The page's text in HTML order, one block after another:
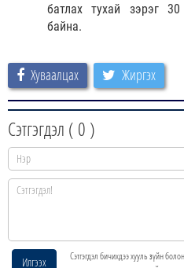
батлах тухай зэрэг
байна.
Хуваалцах Жиргэх
Сэтгэгдэл ( 0 )
Илгээх
Сэтгэгдэл бичихдээ хууль зүйн